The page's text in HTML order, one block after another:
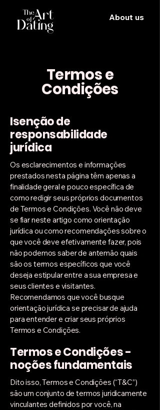
About us
Termos e
Condições
Isenção de
responsabilidade
jurídica
Os esclarecimentos e informações
prestados nesta página têm apenas a
finalidade geral e pouco específica de
como redigir seus próprios documentos
de Termos e Condições. Você não deve
se fiar neste artigo como orientação
jurídica ou como recomendações sobre o
que você deve efetivamente fazer, pois
não podemos saber de antemão quais
são os termos específicos que você
deseja estipular entre a sua empresa e
seus clientes e visitantes.
Recomendamos que você busque
orientação jurídica se precisar de ajuda
para entender e criar seus próprios
Termos e Condições.
Termos e Condições -
noções fundamentais
Dito isso, Termos e Condições (“T&C”)
são um conjunto de termos juridicamente
vinculantes definidos por você, na